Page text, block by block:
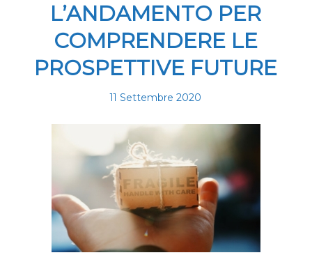
L’ANDAMENTO PER
COMPRENDERE LE
PROSPETTIVE FUTURE
11 Settembre 2020